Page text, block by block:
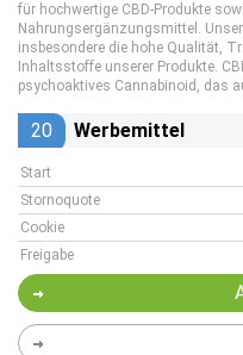
für hochwertige CBD-Produkte
Nahrungsergänzungsmittel.
insbesondere die hohe Qualität,
Inhaltsstoffe unserer Produkte.
psychoaktives Cannabinoid, das
20 Werbemittel
Start
Stornoquote
Cookie
Freigabe